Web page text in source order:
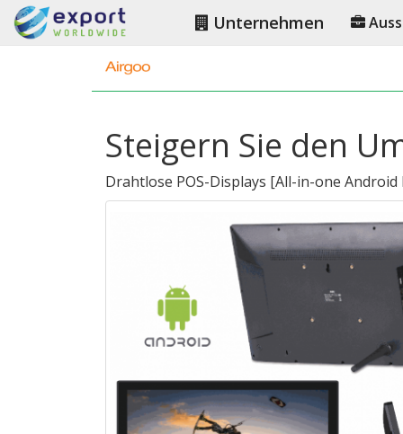
Unternehmen
Steigern Sie den
Drahtlose POS-Displays [All-in-one Android